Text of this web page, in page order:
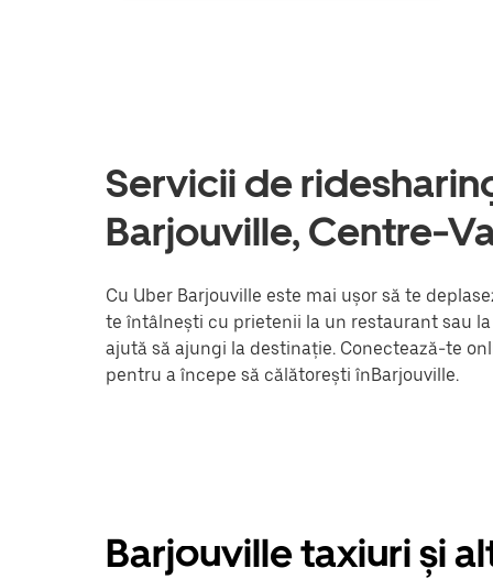
Servicii de
Barjouville, Centre-
Cu Uber Barjouville este mai ușor să te
te întâlnești cu prietenii la un restaurant sau
ajută să ajungi la destinație. Conectează-te
pentru a începe să călătorești înBarjouville.
Barjouville taxiuri și